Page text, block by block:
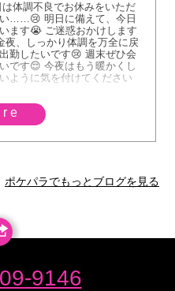
体調不良でお休みをいただ
……😢 明日に備えて、今日
ます😭 ご迷惑おかけします
、しっかり体調を万全に戻
勤したいです😢 週末ぜひ会
です😌 今夜はもう暖かくし
ように気を付けてください
ポケパラでもっとブログを見る
9146